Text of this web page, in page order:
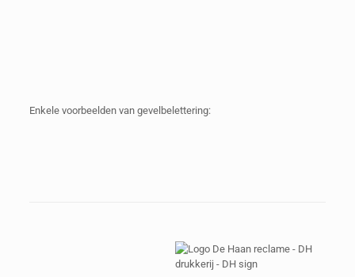
Enkele voorbeelden van gevelbelettering: